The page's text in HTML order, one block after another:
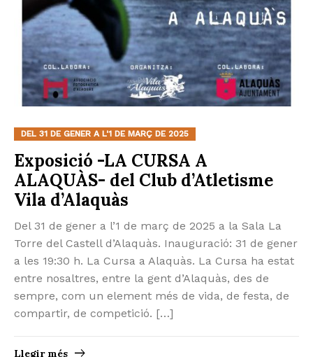
DEL 31 DE GENER A L'1 DE MARÇ DE 2025
Exposició -LA CURSA A
ALAQUÀS- del Club d’Atletisme
Vila d’Alaquàs
Del 31 de gener a l’1 de març de 2025 a la Sala La
Torre del Castell d’Alaquàs. Inauguració: 31 de gener
a les 19:30 h. La Cursa a Alaquàs. La Cursa ha estat
entre nosaltres, entre la gent d’Alaquàs, des de
sempre, com un element més de vida, de festa, de
compartir, de competició. […]
Llegir més